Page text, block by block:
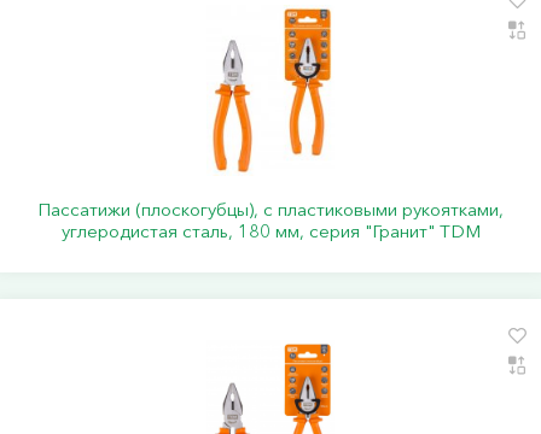
Пассатижи (плоскогубцы), с пластиковыми рукоятками,
углеродистая сталь, 180 мм, серия "Гранит" TDM